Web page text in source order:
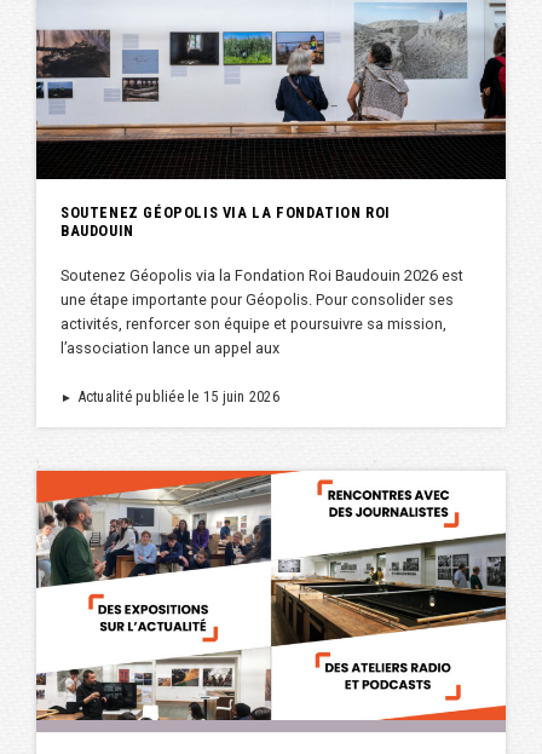
SOUTENEZ GÉOPOLIS VIA LA FONDATION ROI
BAUDOUIN
Soutenez Géopolis via la Fondation Roi Baudouin 2026 est
une étape importante pour Géopolis. Pour consolider ses
activités, renforcer son équipe et poursuivre sa mission,
l’association lance un appel aux
► Actualité publiée le 15 juin 2026